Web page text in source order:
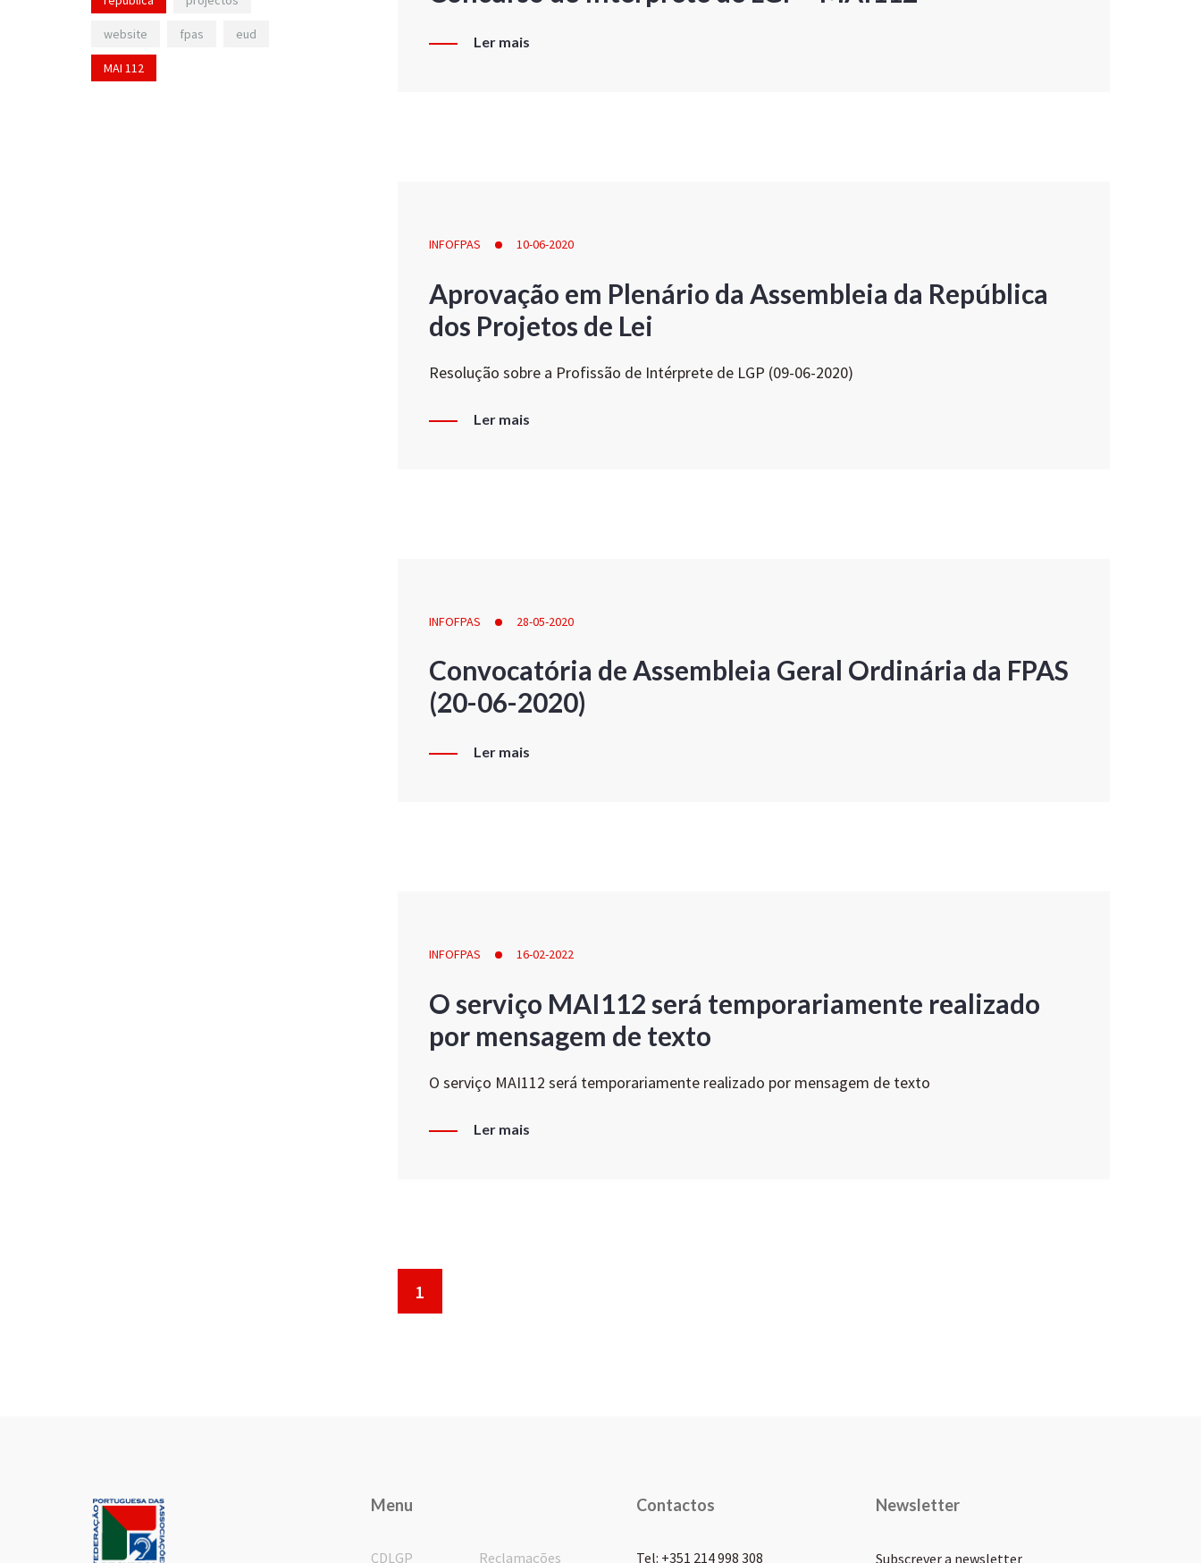
Ler mais
INFOFPAS 10-06-2020
Aprovação em Plenário da Assembleia da República
dos Projetos de Lei
Resolução sobre a Profissão de Intérprete de LGP (09-06-2020)
Ler mais
INFOFPAS 28-05-2020
Convocatória de Assembleia Geral Ordinária da FPAS
(20-06-2020)
Ler mais
INFOFPAS 16-02-2022
O serviço MAI112 será temporariamente realizado
por mensagem de texto
O serviço MAI112 será temporariamente realizado por mensagem de texto
Ler mais
1
website fpas eud
MAI 112
Menu
CDLGP Reclamações
Contactos
Tel: +351 214 998 308
Newsletter
Subscrever a newsletter